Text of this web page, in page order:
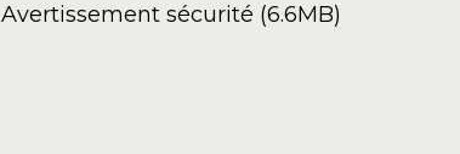
Avertissement sécurité (6.6MB)